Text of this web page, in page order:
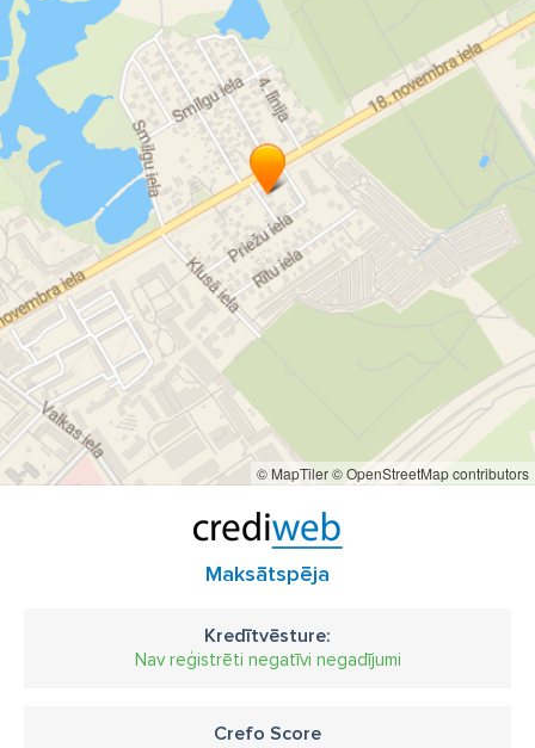
svinību telpas Daugavpilī
grupu ēdināšana
bēru mielastu organizēšana
© MapTiler© OpenStreetMap contributors
Maksātspēja
Kredītvēsture:
Nav reģistrēti negatīvi negadījumi
Crefo Score